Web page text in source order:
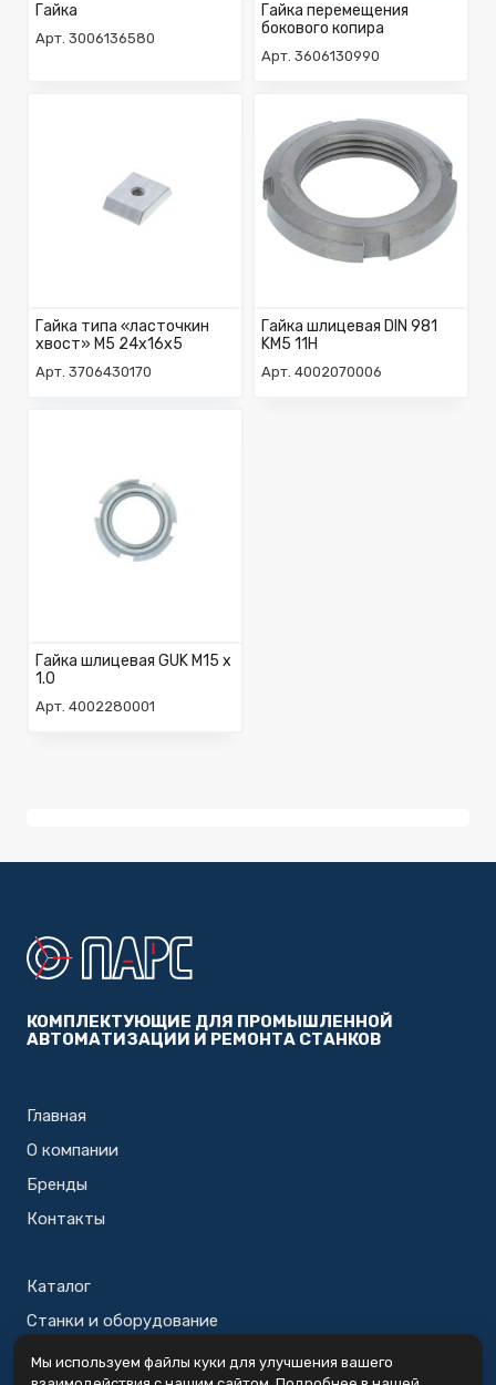
Гайка
Арт. 3006136580
Гайка перемещения
бокового копира
Арт. 3606130990
Гайка типа «ласточкин
хвост» М5 24x16x5
Арт. 3706430170
Гайка шлицевая DIN 981
KM5 11H
Арт. 4002070006
Гайка шлицевая GUK M15 x
1.0
Арт. 4002280001
КОМПЛЕКТУЮЩИЕ ДЛЯ ПРОМЫШЛЕННОЙ
АВТОМАТИЗАЦИИ И РЕМОНТА СТАНКОВ
Главная
О компании
Бренды
Контакты
Каталог
Станки и оборудование
Корзина
Мы используем файлы куки для улучшения вашего